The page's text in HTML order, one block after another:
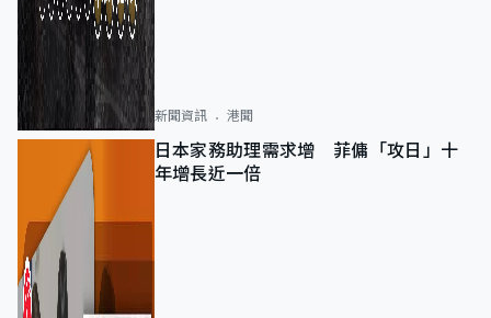
新聞資訊 港聞
日本家務助理需求增 菲傭「攻日」十
年增長近一倍